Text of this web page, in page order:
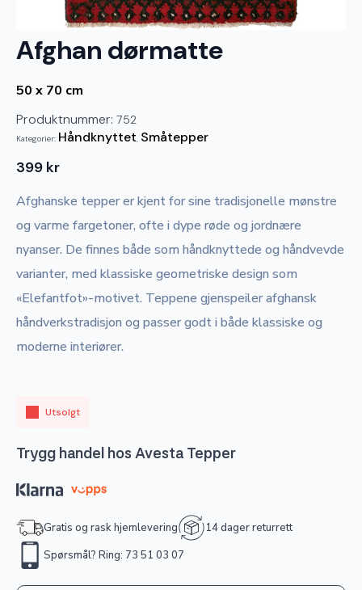
Afghan dørmatte
50 x 70 cm
Produktnummer: 752
Kategorier: Håndknyttet, Småtepper
399 kr
Afghanske tepper er kjent for sine tradisjonelle mønstre
og varme fargetoner, ofte i dype røde og jordnære
nyanser. De finnes både som håndknyttede og håndvevde
varianter, med klassiske geometriske design som
«Elefantfot»-motivet. Teppene gjenspeiler afghansk
håndverkstradisjon og passer godt i både klassiske og
moderne interiører.
Utsolgt
Trygg handel hos Avesta Tepper
Gratis og rask hjemlevering
14 dager returrett
Spørsmål? Ring: 73 51 03 07